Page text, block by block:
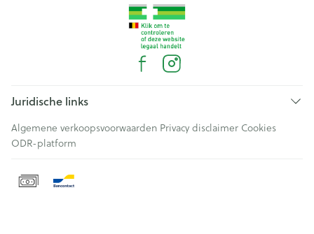
Juridische links
Algemene verkoopsvoorwaarden Privacy disclaimer Cookies
ODR-platform